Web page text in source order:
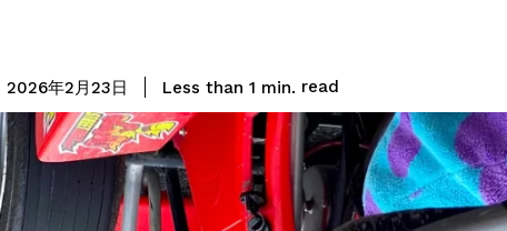
2026年2月23日 Less than 1 min. read